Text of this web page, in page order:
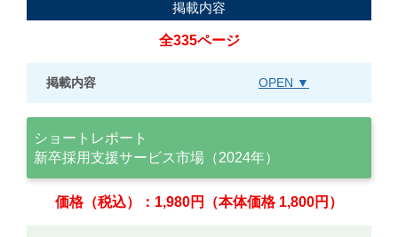
掲載内容
全335ページ
掲載内容 OPEN ▼
ショートレポート
新卒採用支援サービス市場（2024年）
価格（税込）：1,980円（本体価格 1,800円）